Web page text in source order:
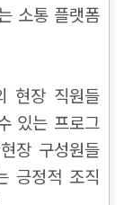
소통 플랫폼
현장 직원들
있는 프로그
장 구성원들
긍정적 조직